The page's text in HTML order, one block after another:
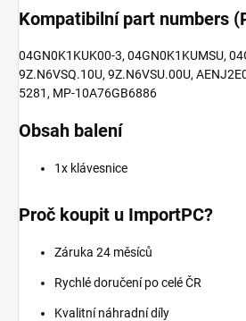
Kompatibilní part numbers
04GN0K1KUK00-3, 04GN0K1KUMSU,
9Z.N6VSQ.10U, 9Z.N6VSU.00U,
5281, MP-10A76GB6886
Obsah balení
1x klávesnice
Proč koupit u ImportPC?
Záruka 24 měsíců
Rychlé doručení po celé ČR
Kvalitní náhradní díly